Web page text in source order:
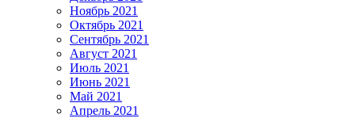
Ноябрь 2021
Октябрь 2021
Сентябрь 2021
Август 2021
Июль 2021
Июнь 2021
Май 2021
Апрель 2021